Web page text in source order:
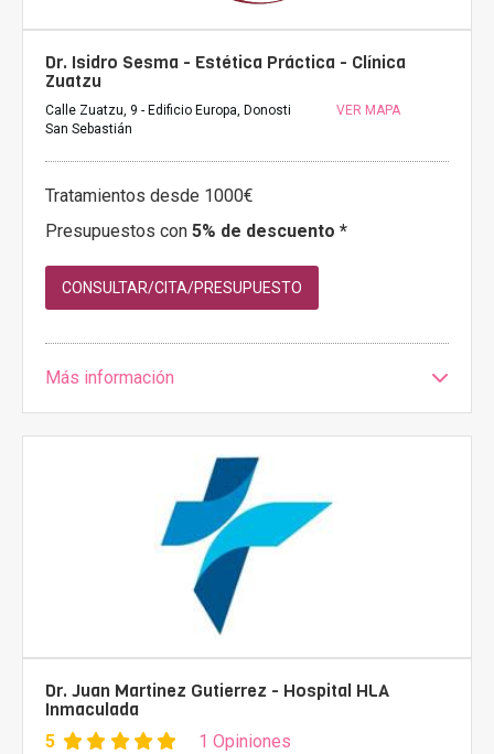
Dr. Isidro Sesma - Estética Práctica - Clínica
Zuatzu
Calle Zuatzu, 9 - Edificio Europa, Donosti
San Sebastián
VER MAPA
Tratamientos desde 1000€
Presupuestos con 5% de descuento *
CONSULTAR/CITA/PRESUPUESTO
Más información
Dr. Juan Martinez Gutierrez - Hospital HLA
Inmaculada
5 1 Opiniones